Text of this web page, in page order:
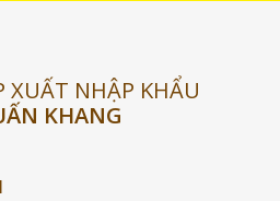
XUẤT NHẬP KHẨU
KHANG